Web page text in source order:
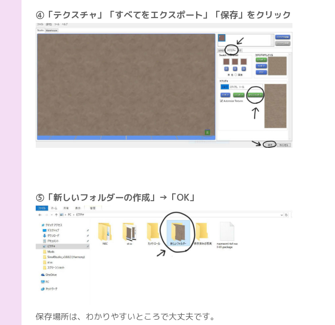
④「テクスチャ」「すべてをエクスポート」「保存」をクリック
⑤「新しいフォルダーの作成」→「OK」
保存場所は、わかりやすいところで大丈夫です。